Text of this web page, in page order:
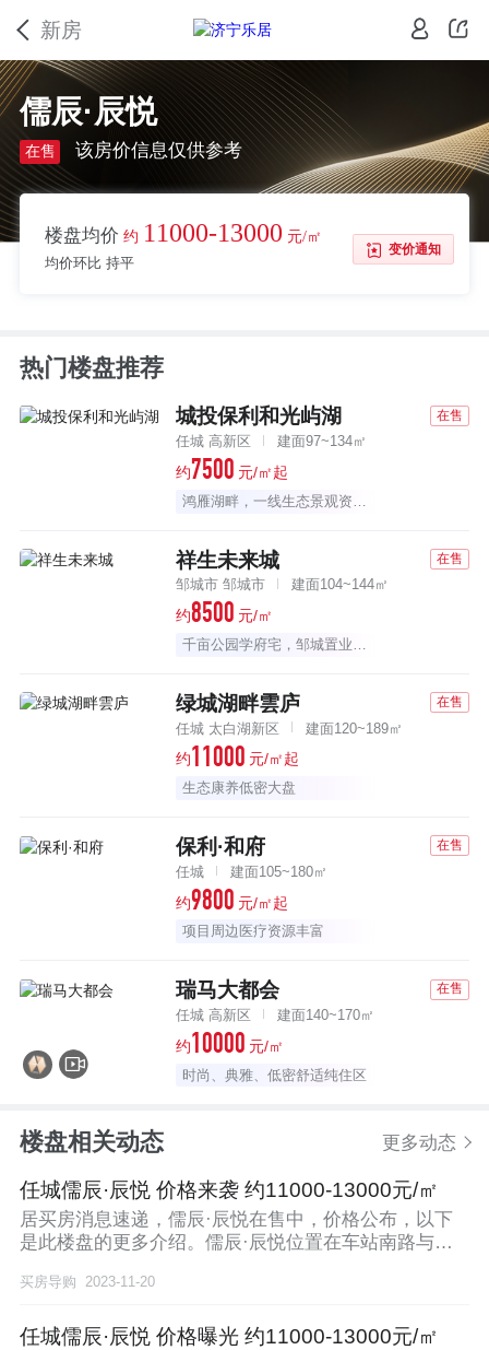
新房
儒辰·辰悦
在售 该房价信息仅供参考
楼盘均价 约 11000-13000 元/㎡
均价环比 持平
变价通知
热门楼盘推荐
城投保利和光屿湖 在售
任城 高新区 建面97~134㎡
约7500 元/㎡起
鸿雁湖畔，一线生态景观资源大盘
祥生未来城 在售
邹城市 邹城市 建面104~144㎡
约8500 元/㎡
千亩公园学府宅，邹城置业首选
绿城湖畔雲庐 在售
任城 太白湖新区 建面120~189㎡
约11000 元/㎡起
生态康养低密大盘
保利·和府 在售
任城 建面105~180㎡
约9800 元/㎡起
项目周边医疗资源丰富
瑞马大都会 在售
任城 高新区 建面140~170㎡
约10000 元/㎡
时尚、典雅、低密舒适纯住区
楼盘相关动态 更多动态
任城儒辰·辰悦 价格来袭 约11000-13000元/㎡
居买房消息速递，儒辰·辰悦在售中，价格公布，以下
是此楼盘的更多介绍。儒辰·辰悦位置在车站南路与国
买房导购 2023-11-20
任城儒辰·辰悦 价格曝光 约11000-13000元/㎡